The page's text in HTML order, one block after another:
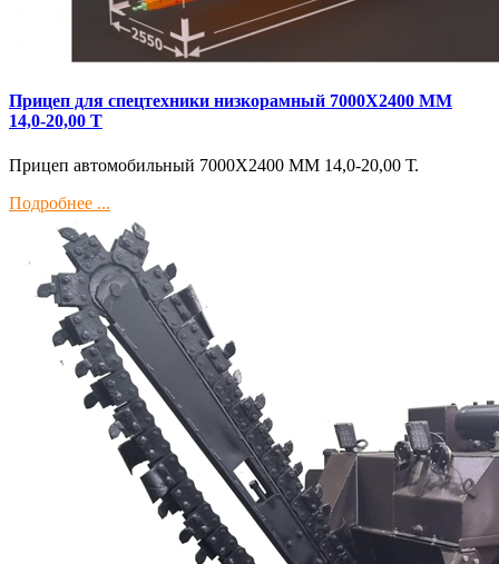
Прицеп для спецтехники низкорамный 7000Х2400 ММ
14,0-20,00 Т
Прицеп автомобильный 7000Х2400 ММ 14,0-20,00 Т.
Подробнее ...